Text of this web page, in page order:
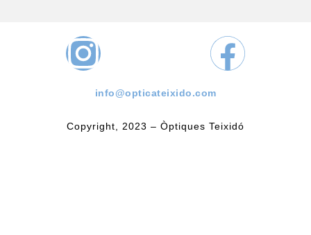
info@opticateixido.com
Copyright, 2023 – Òptiques Teixidó